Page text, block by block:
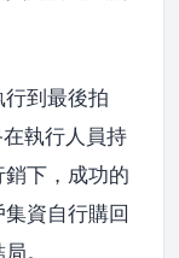
到最後拍
執行人員持
下，成功的
資自行購回
。